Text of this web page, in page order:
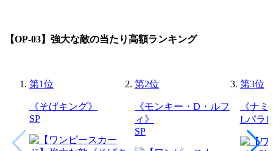
【OP-03】強大な敵の当たり高額ランキング
第1位
《そげキング》
SP
第2位
《モンキー・D・ルフ
ィ》
SP
第3位
《ナミ
Lパラ